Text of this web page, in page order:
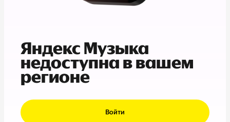
Яндекс Музыка
недоступна в вашем
регионе
Войти